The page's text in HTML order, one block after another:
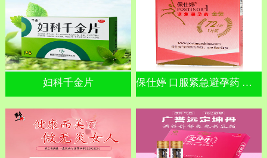
妇科千金片 保仕婷 口服紧急避孕药 左炔诺孕酮片